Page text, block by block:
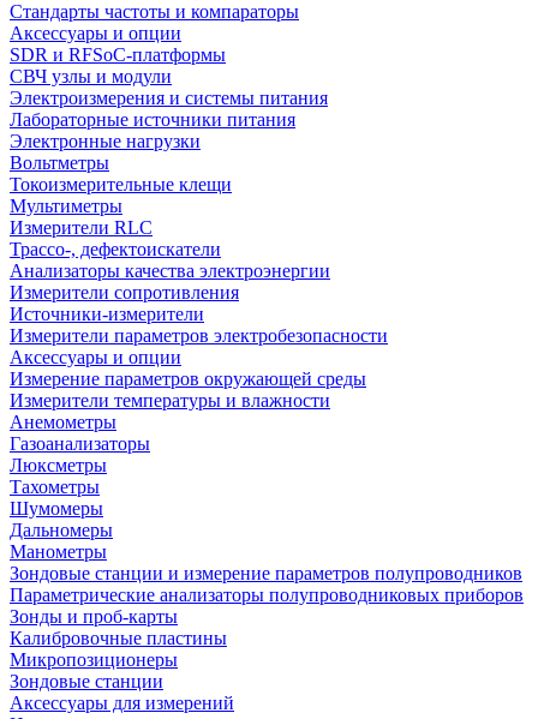
Стандарты частоты и компараторы
Аксессуары и опции
SDR и RFSoC‑платформы
СВЧ узлы и модули
Электроизмерения и системы питания
Лабораторные источники питания
Электронные нагрузки
Вольтметры
Токоизмерительные клещи
Мультиметры
Измерители RLC
Трассо-, дефектоискатели
Анализаторы качества электроэнергии
Измерители сопротивления
Источники-измерители
Измерители параметров электробезопасности
Аксессуары и опции
Измерение параметров окружающей среды
Измерители температуры и влажности
Анемометры
Газоанализаторы
Люксметры
Тахометры
Шумомеры
Дальномеры
Манометры
Зондовые станции и измерение параметров полупроводников
Параметрические анализаторы полупроводниковых приборов
Зонды и проб-карты
Калибровочные пластины
Микропозиционеры
Зондовые станции
Аксессуары для измерений